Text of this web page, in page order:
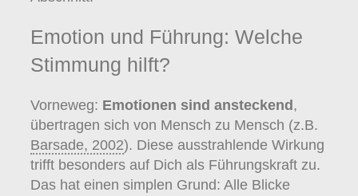
Emotion und Führung: Welche
Stimmung hilft?
Vorneweg: Emotionen sind ansteckend ,
übertragen sich von Mensch zu Mensch (z.B.
Barsade, 2002). Diese ausstrahlende Wirkung
trifft besonders auf Dich als Führungskraft zu.
Das hat einen simplen Grund: Alle Blicke